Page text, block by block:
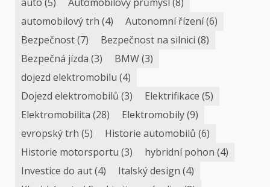
auto (5) Automobilový průmysl (8)
automobilový trh (4) Autonomní řízení(6)
Bezpečnost(7) Bezpečnost na silnici (8)
Bezpečná jízda (3) BMW(3)
dojezd elektromobilu (4)
Dojezd elektromobilů (3) Elektrifikace (5)
Elektromobilita (28) Elektromobily(9)
evropský trh (5) Historie automobilů (6)
Historie motorsportu (3) hybridní pohon (4)
Investice do aut(4) Italský design (4)